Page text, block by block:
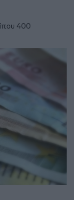
400